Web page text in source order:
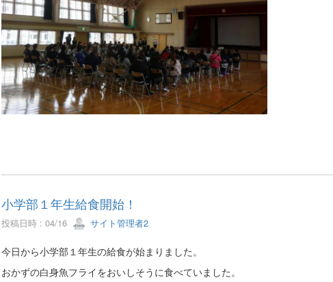
小学部１年生給食開始！
投稿日時 : 04/16 サイト管理者2
今日から小学部１年生の給食が始まりました。
おかずの白身魚フライをおいしそうに食べていました。